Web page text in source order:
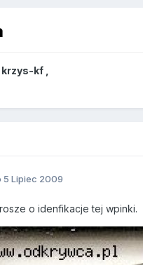
krzys-kf
5 Lipiec 2009
o idenfikacje tej wpinki.